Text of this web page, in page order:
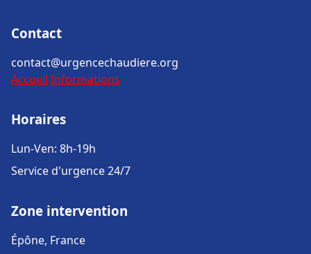
Contact
contact@urgencechaudiere.org
Accueil Informations
Horaires
Lun-Ven: 8h-19h
Service d'urgence 24/7
Zone intervention
Épône, France